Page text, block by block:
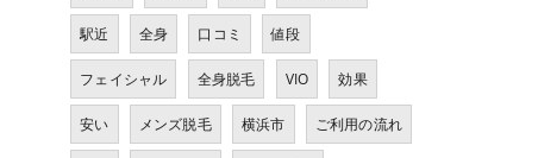
駅近 全身 口コミ 値段
フェイシャル 全身脱毛 VIO 効果
安い メンズ脱毛 横浜市 ご利用の流れ